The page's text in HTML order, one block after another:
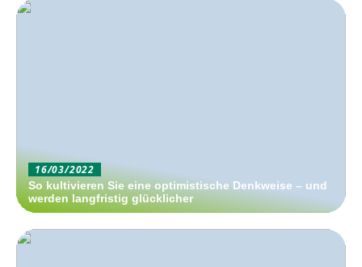
16/03/2022
So kultivieren Sie eine optimistische Denkweise – und
werden langfristig glücklicher